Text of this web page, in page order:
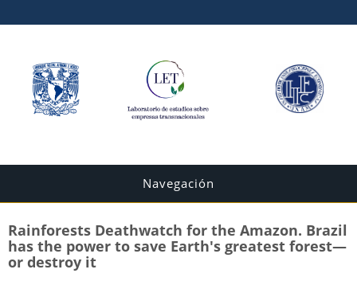
Navegación
Rainforests Deathwatch for the Amazon. Brazil
has the power to save Earth's greatest forest—
or destroy it